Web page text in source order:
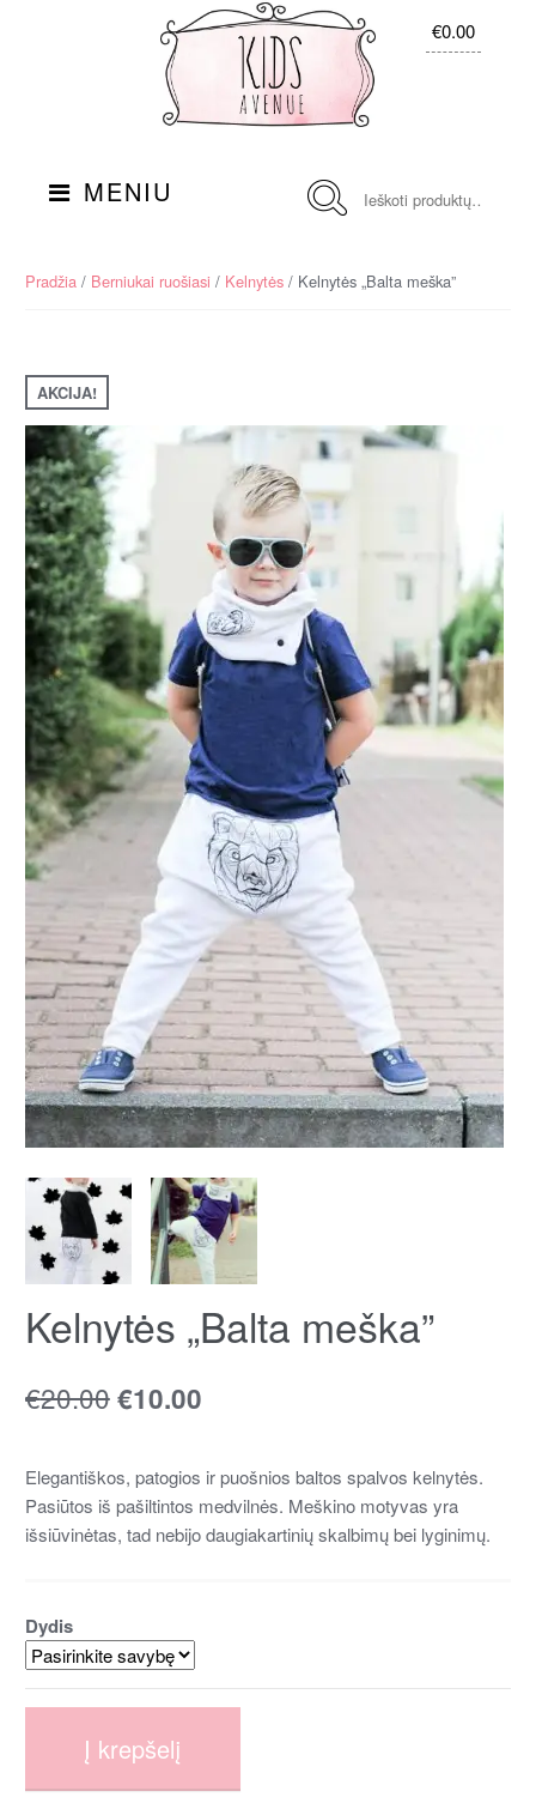
€0.00
MENIU
Pradžia/ Berniukai ruošiasi / Kelnytės/ Kelnytės „Balta meška”
AKCIJA!
Kelnytės „Balta meška”
€20.00€10.00
Elegantiškos, patogios ir puošnios baltos spalvos kelnytės.
Pasiūtos iš pašiltintos medvilnės. Meškino motyvas yra
išsiūvinėtas, tad nebijo daugiakartinių skalbimų bei lyginimų.
Dydis
Į krepšelį